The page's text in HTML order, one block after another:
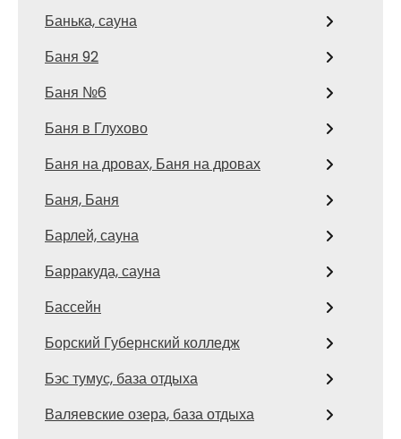
Банька, сауна
Баня 92
Баня №6
Баня в Глухово
Баня на дровах, Баня на дровах
Баня, Баня
Барлей, сауна
Барракуда, сауна
Бассейн
Борский Губернский колледж
Бэс тумус, база отдыха
Валяевские озера, база отдыха